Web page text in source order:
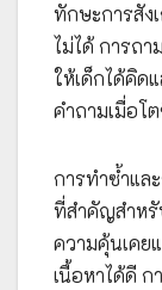
ทักษะการสัง
ไม่ได้ การถา
ให้เด็กได้คิด
คำถามเมื่อโ
การทำซ้ำแล
ที่สำคัญสำหรั
ความคุ้นเคย
เนื้อหาได้ดี ก